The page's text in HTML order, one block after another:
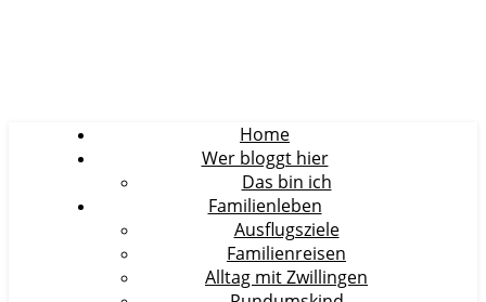
Home
Wer bloggt hier
Das bin ich
Familienleben
Ausflugsziele
Familienreisen
Alltag mit Zwillingen